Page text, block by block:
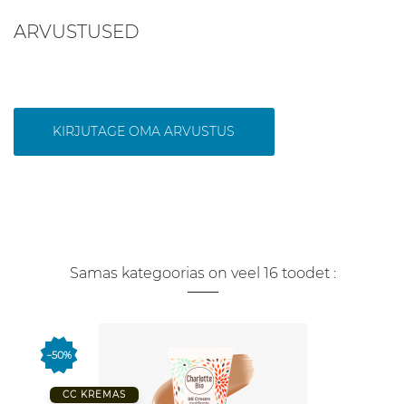
ARVUSTUSED
KIRJUTAGE OMA ARVUSTUS
Samas kategoorias on veel 16 toodet :
−50%
CC KREMAS